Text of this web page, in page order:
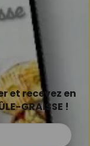
et recevez en
GRAISSE !